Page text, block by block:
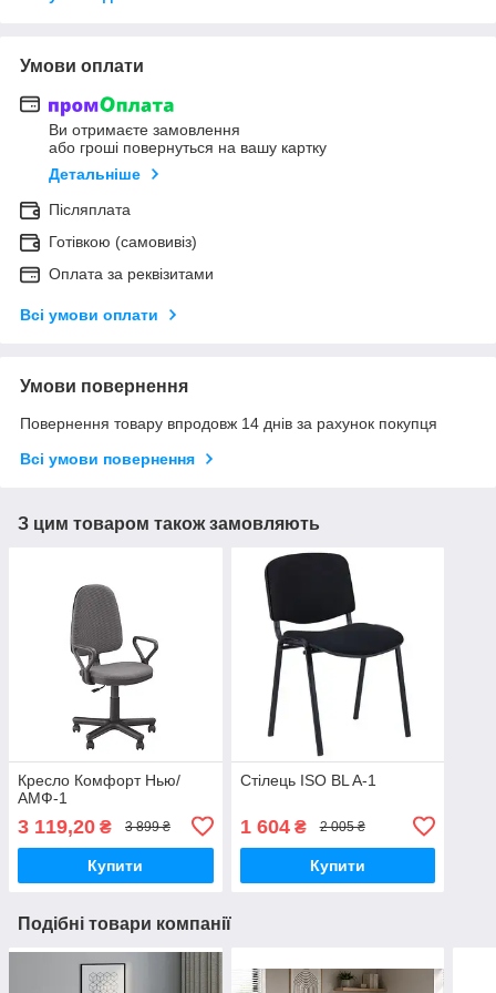
Умови оплати
Ви отримаєте замовлення
або гроші повернуться на вашу картку
Детальніше
Післяплата
Готівкою (самовивіз)
Оплата за реквізитами
Всі умови оплати
Умови повернення
Повернення товару впродовж 14 днів за рахунок покупця
Всі умови повернення
З цим товаром також замовляють
Кресло Комфорт Нью/
АМФ-1
3 119,20 ₴ 3 899 ₴
Купити
Стілець ISO BL A-1
1 604₴ 2 005 ₴
Купити
Подібні товари компанії